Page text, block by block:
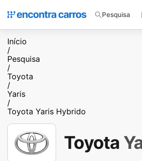
Pesquisa
Início
/
Pesquisa
/
Toyota
/
Yaris
/
Toyota Yaris Hybrido
Toyota